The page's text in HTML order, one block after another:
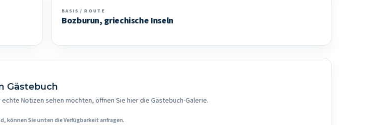
BASIS / ROUTE
Bozburun, griechische Inseln
Gästebuch
Notizen sehen möchten, öffnen Sie hier die Gästebuch-Galerie.
können Sie unten die Verfügbarkeit anfragen.